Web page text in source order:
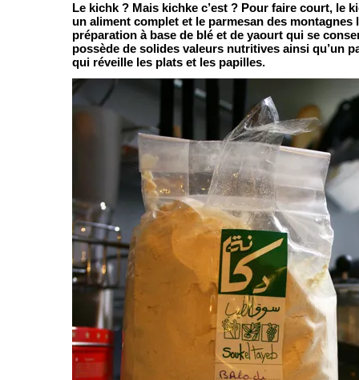
Le kichk ? Mais kichke c’est ? Pour faire court, le
un aliment complet et le parmesan des montagnes
préparation à base de blé et de yaourt qui se
possède de solides valeurs nutritives ainsi qu’un
qui réveille les plats et les papilles.